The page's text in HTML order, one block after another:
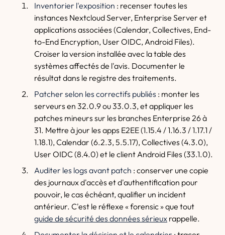
Inventorier l'exposition : recenser toutes les
instances Nextcloud Server, Enterprise Server et
applications associées (Calendar, Collectives, End-
to-End Encryption, User OIDC, Android Files).
Croiser la version installée avec la table des
systèmes affectés de l'avis. Documenter le
résultat dans le registre des traitements.
Patcher selon les correctifs publiés : monter les
serveurs en 32.0.9 ou 33.0.3, et appliquer les
patches mineurs sur les branches Enterprise 26 à
31. Mettre à jour les apps E2EE (1.15.4 / 1.16.3 / 1.17.1 /
1.18.1), Calendar (6.2.3, 5.5.17), Collectives (4.3.0),
User OIDC (8.4.0) et le client Android Files (33.1.0).
Auditer les logs avant patch : conserver une copie
des journaux d'accès et d'authentification pour
pouvoir, le cas échéant, qualifier un incident
antérieur. C'est le réflexe « forensic » que tout
guide de sécurité des données sérieux rappelle.